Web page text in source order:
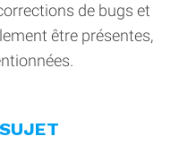
de bugs et
être présentes,